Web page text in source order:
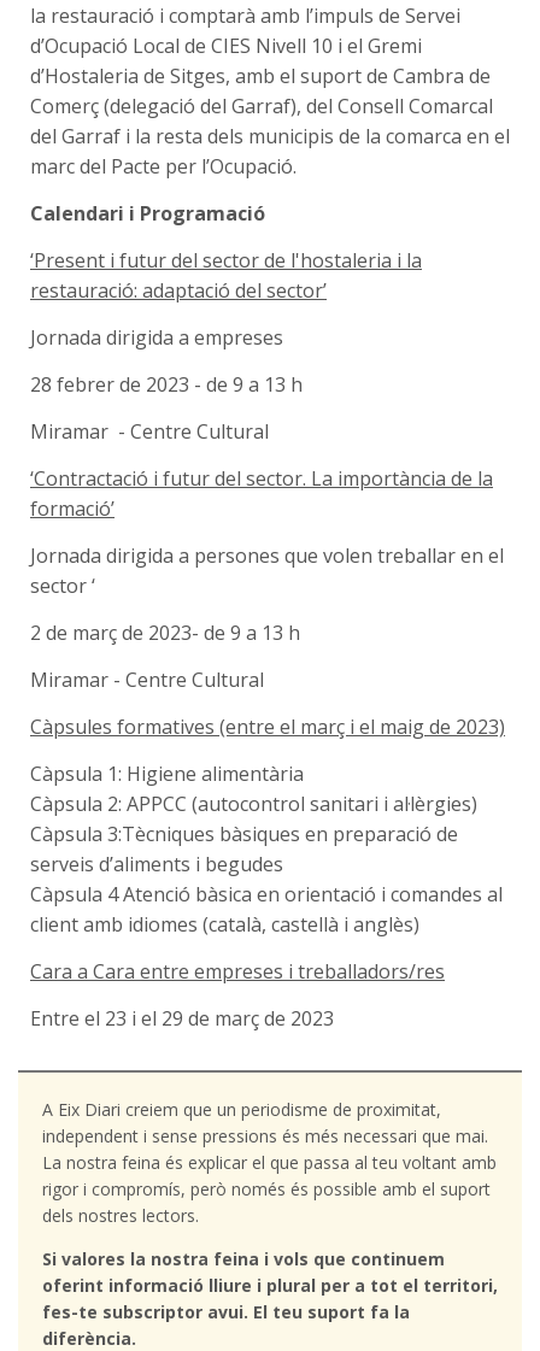
la restauració i comptarà amb l’impuls de Servei
d’Ocupació Local de CIES Nivell 10 i el Gremi
d’Hostaleria de Sitges, amb el suport de Cambra de
Comerç (delegació del Garraf), del Consell Comarcal
del Garraf i la resta dels municipis de la comarca en el
marc del Pacte per l’Ocupació.
Calendari i Programació
‘Present i futur del sector de l'hostaleria i la
restauració: adaptació del sector’
Jornada dirigida a empreses
28 febrer de 2023 - de 9 a 13 h
Miramar - Centre Cultural
‘Contractació i futur del sector. La importància de la
formació’
Jornada dirigida a persones que volen treballar en el
sector ‘
2 de març de 2023- de 9 a 13 h
Miramar - Centre Cultural
Càpsules formatives (entre el març i el maig de 2023)
Càpsula 1: Higiene alimentària
Càpsula 2: APPCC (autocontrol sanitari i al·lèrgies)
Càpsula 3:Tècniques bàsiques en preparació de
serveis d’aliments i begudes
Càpsula 4 Atenció bàsica en orientació i comandes al
client amb idiomes (català, castellà i anglès)
Cara a Cara entre empreses i treballadors/res
Entre el 23 i el 29 de març de 2023
A Eix Diari creiem que un periodisme de proximitat,
independent i sense pressions és més necessari que mai.
La nostra feina és explicar el que passa al teu voltant amb
rigor i compromís, però només és possible amb el suport
dels nostres lectors.
Si valores la nostra feina i vols que continuem
oferint informació lliure i plural per a tot el territori,
fes-te subscriptor avui. El teu suport fa la
diferència.